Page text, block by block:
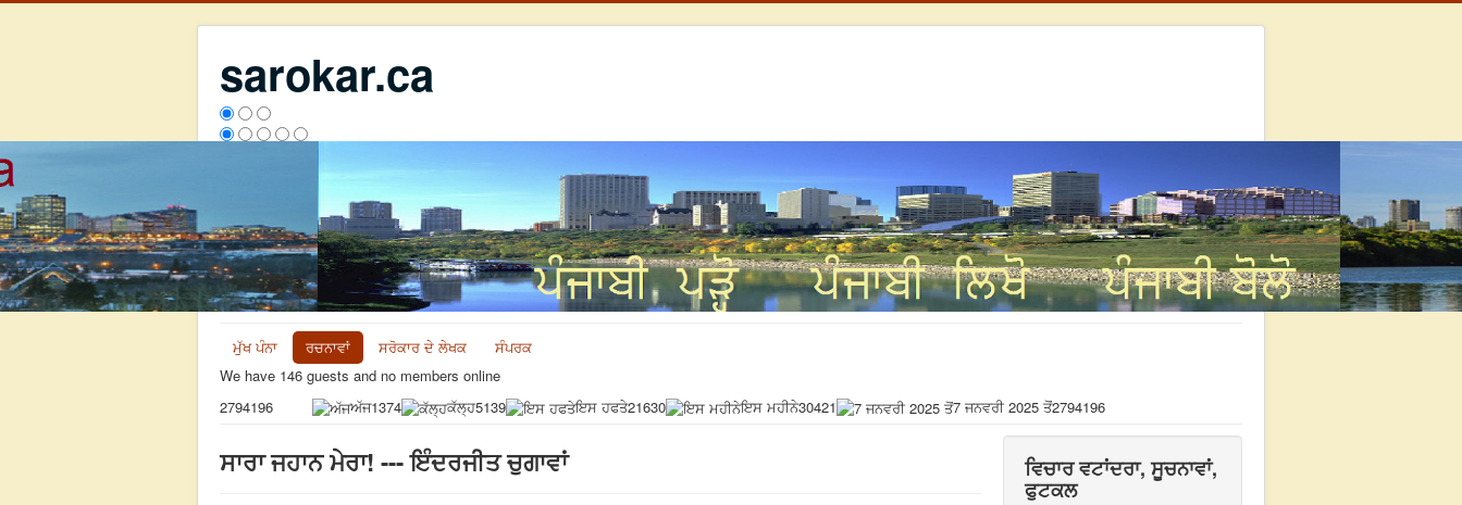
sarokar.ca
ਮੁੱਖ ਪੰਨਾ ਰਚਨਾਵਾਂ ਸਰੋਕਾਰ ਦੇ ਲੇਖਕ
ਸੰਪਰਕ
We have 146 guests and no members online
2794196
ਅੱਜ1374 ਕੱਲ੍ਹ5139 ਇਸ ਹਫਤੇ21630 ਇਸ ਮਹੀਨੇ30421 7 ਜਨਵਰੀ 2025 ਤੋਂ2794196
ਸਾਰਾ ਜਹਾਨ ਮੇਰਾ! --- ਇੰਦਰਜੀਤ ਚੁਗਾਵਾਂ ਵਿਚਾਰ ਵਟਾਂਦਰਾ, ਸੂਚਨਾਵਾਂ,
ਫੁਟਕਲ